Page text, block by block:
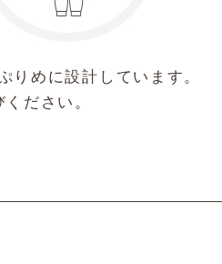
りめに設計しています。
ださい。